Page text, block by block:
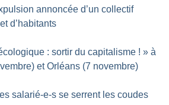
annoncée d’un collectif
d’habitants
: sortir du capitalisme ! » à
et Orléans (7 novembre)
salarié-e-s se serrent les coudes